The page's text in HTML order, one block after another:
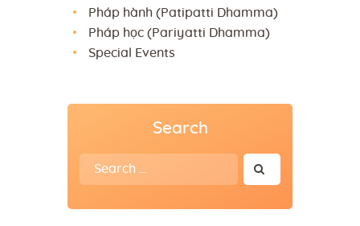
Pháp hành (Patipatti Dhamma)
Pháp học (Pariyatti Dhamma)
Special Events
Search
Search
for: